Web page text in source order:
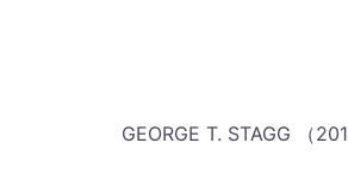
GEORGE T. STAGG （